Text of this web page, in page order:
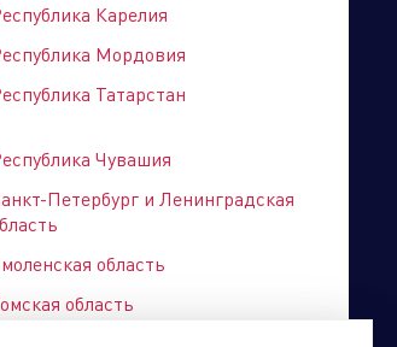
Карелия
Мордовия
Татарстан
Чувашия
Петербург и Ленинградская
область
область